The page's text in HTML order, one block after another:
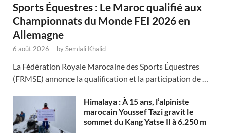
Sports Équestres : Le Maroc qualifié aux
Championnats du Monde FEI 2026 en
Allemagne
6 août 2026 - bySemlali Khalid
La Fédération Royale Marocaine des Sports Équestres
(FRMSE) annonce la qualification et la participation de …
Himalaya : À 15 ans, l’alpiniste
marocain Youssef Tazi gravit le
sommet du Kang Yatse II à 6.250 m